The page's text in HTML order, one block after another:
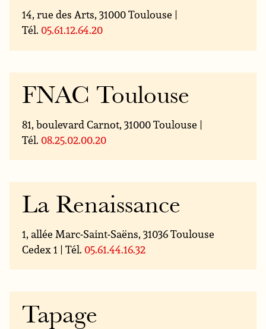
14, rue des Arts, 31000 Toulouse |
Tél. 05.61.12.64.20
FNAC Toulouse
81, boulevard Carnot, 31000 Toulouse |
Tél. 08.25.02.00.20
La Renaissance
1, allée Marc-Saint-Saëns, 31036 Toulouse
Cedex 1 | Tél. 05.61.44.16.32
Tapage